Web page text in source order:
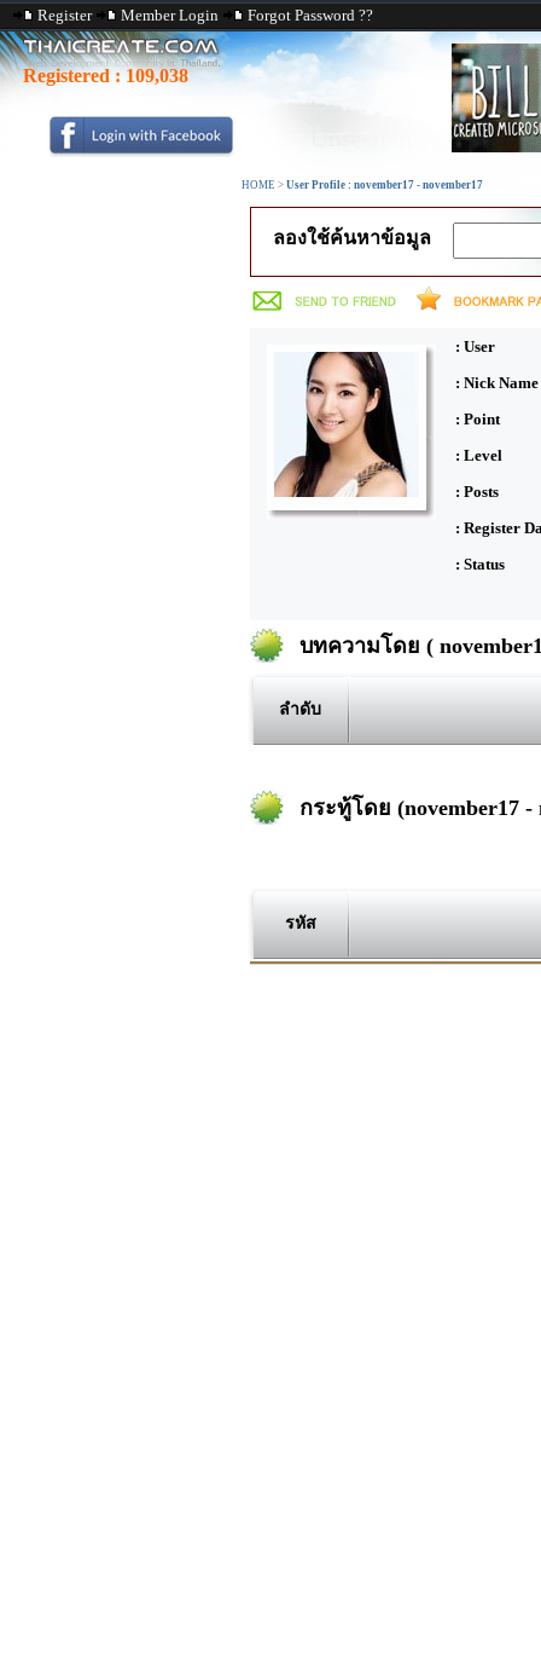
Register Member Login Forgot Password ??
Registered : 109,038
HOME > User Profile : november17 - november17
ลองใช้ค้นหาข้อมูล
: User
: Nick Name
: Point
: Level
: Posts
: Register
: Status
บทความโดย (
ลำดับ
กระทู้โดย (november17 -
รหัส